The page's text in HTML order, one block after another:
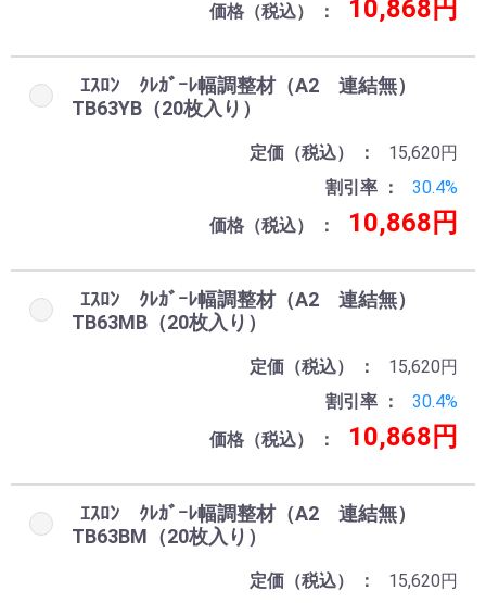
価格（税込）
10,868円
ｴｽﾛﾝ ｸﾚｶﾞｰﾚ幅調整材（A2 連結無）
TB63YB（20枚入り）
定価（税込）
15,620円
割引率
30.4%
価格（税込）
10,868円
ｴｽﾛﾝ ｸﾚｶﾞｰﾚ幅調整材（A2 連結無）
TB63MB（20枚入り）
定価（税込）
15,620円
割引率
30.4%
価格（税込）
10,868円
ｴｽﾛﾝ ｸﾚｶﾞｰﾚ幅調整材（A2 連結無）
TB63BM（20枚入り）
定価（税込）
15,620円